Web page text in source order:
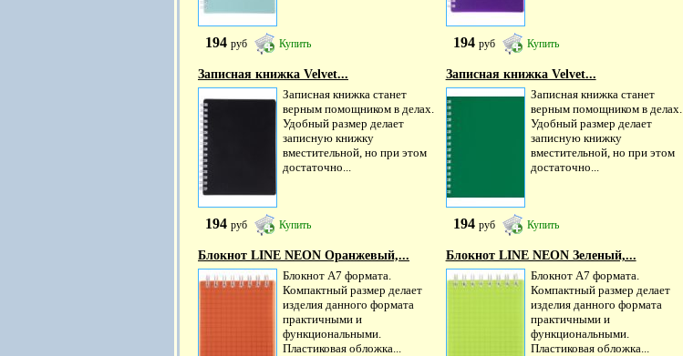
194 руб Купить 194 руб Купить
Записная книжка Velvet...
Записная книжка станет
верным помощником в делах.
Удобный размер делает
записную книжку
вместительной, но при этом
достаточно...
194 руб Купить
Записная книжка Velvet...
Записная книжка станет
верным помощником в делах.
Удобный размер делает
записную книжку
вместительной, но при этом
достаточно...
194 руб Купить
Блокнот LINE NEON Оранжевый,...
Блокнот А7 формата.
Компактный размер делает
изделия данного формата
практичными и
функциональными.
Пластиковая обложка...
Блокнот LINE NEON Зеленый,...
Блокнот А7 формата.
Компактный размер делает
изделия данного формата
практичными и
функциональными.
Пластиковая обложка...